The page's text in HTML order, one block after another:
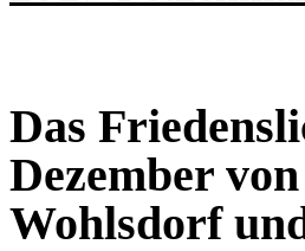
Das
Dezember
Wohlsdorf